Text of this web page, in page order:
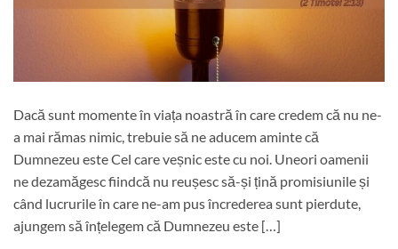
Dacă sunt momente în viața noastră în care credem că nu ne-
a mai rămas nimic, trebuie să ne aducem aminte că
Dumnezeu este Cel care veșnic este cu noi. Uneori oamenii
ne dezamăgesc fiindcă nu reușesc să-și țină promisiunile și
când lucrurile în care ne-am pus încrederea sunt pierdute,
ajungem să înțelegem că Dumnezeu este […]